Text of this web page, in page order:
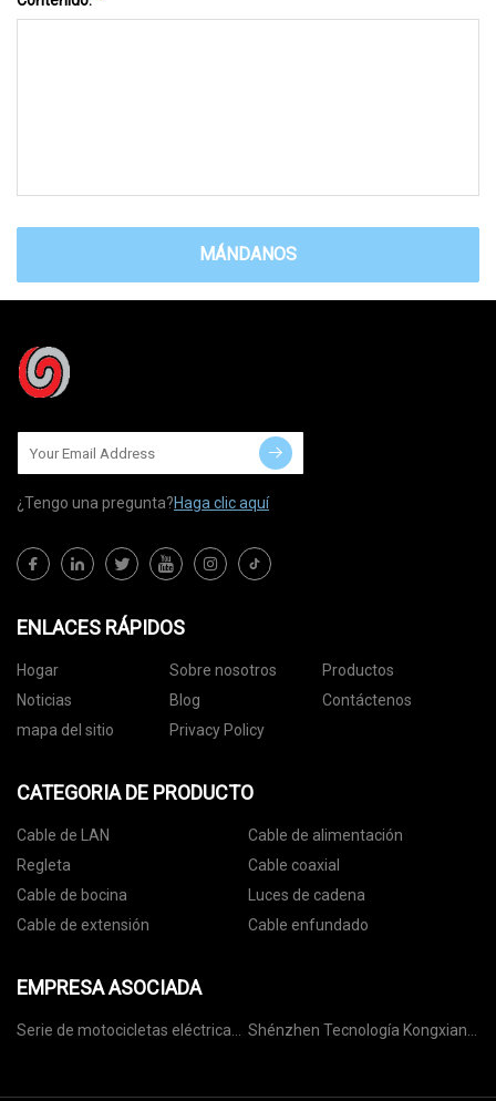
MÁNDANOS
¿Tengo una pregunta?Haga clic aquí
ENLACES RÁPIDOS
Hogar Sobre nosotros
Productos
Noticias
Blog
Contáctenos
mapa del sitio
Privacy Policy
CATEGORIA DE PRODUCTO
Cable de LAN
Cable de alimentación
Regleta
Cable coaxial
Cable de bocina
Luces de cadena
Cable de extensión
Cable enfundado
EMPRESA ASOCIADA
Serie de motocicletas eléctricas
Shénzhen Tecnología Kongxian